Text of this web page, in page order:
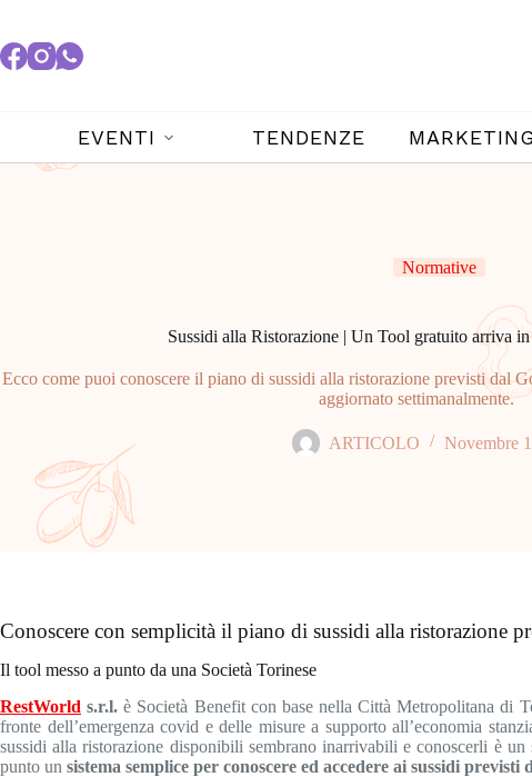
EVENTI TENDENZE
Normative
Sussidi alla Ristorazione | Un Tool gratuito arriva
Ecco come puoi conoscere il piano di sussidi alla ristorazione previsti dal
aggiornato settimanalmente.
ARTICOLO Novembre
Conoscere con semplicità il piano di sussidi alla ristorazione
Il tool messo a punto da una Società Torinese
RestWorld s.r.l. è Società Benefit con base nella Città Metropolitana di
fronte dell’emergenza covid e delle misure a supporto all’economia
sussidi alla ristorazione disponibili sembrano inarrivabili e conoscerli è
punto un sistema semplice per conoscere ed accedere ai sussidi previsti